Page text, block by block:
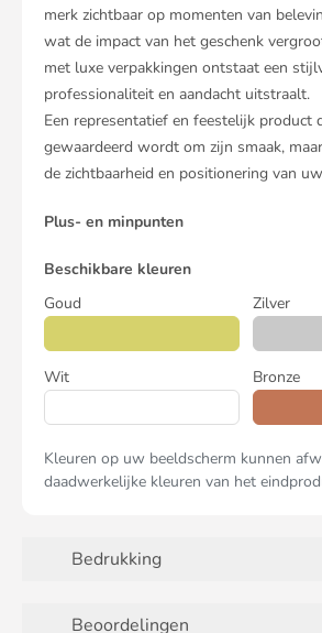
merk zichtbaar op momenten van
wat de impact van het geschenk
met luxe verpakkingen ontstaat een
professionaliteit en aandacht uitstraalt.
Een representatief en feestelijk product
gewaardeerd wordt om zijn smaak,
de zichtbaarheid en positionering van
Plus- en minpunten
Beschikbare kleuren
Goud
Zilver
Wit Bronze
Kleuren op uw beeldscherm kunnen
daadwerkelijke kleuren van het
Bedrukking
Beoordelingen